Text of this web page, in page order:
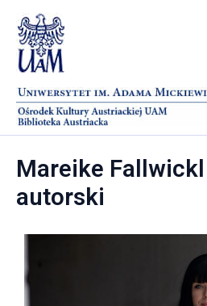
treści
Mareike
autorski